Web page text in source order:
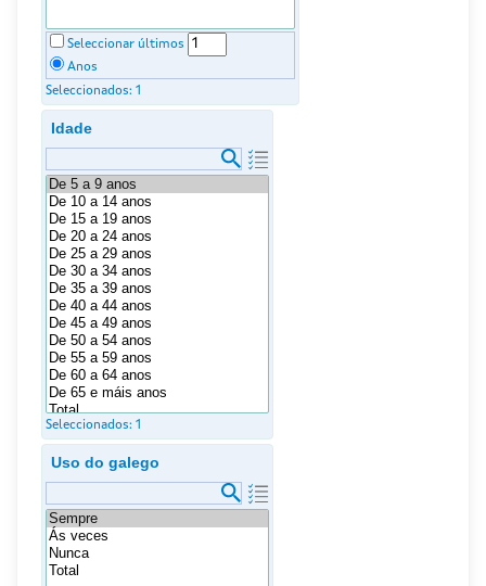
Seleccionar últimos
Anos
Seleccionados: 1
Idade
Seleccionados: 1
Uso do galego